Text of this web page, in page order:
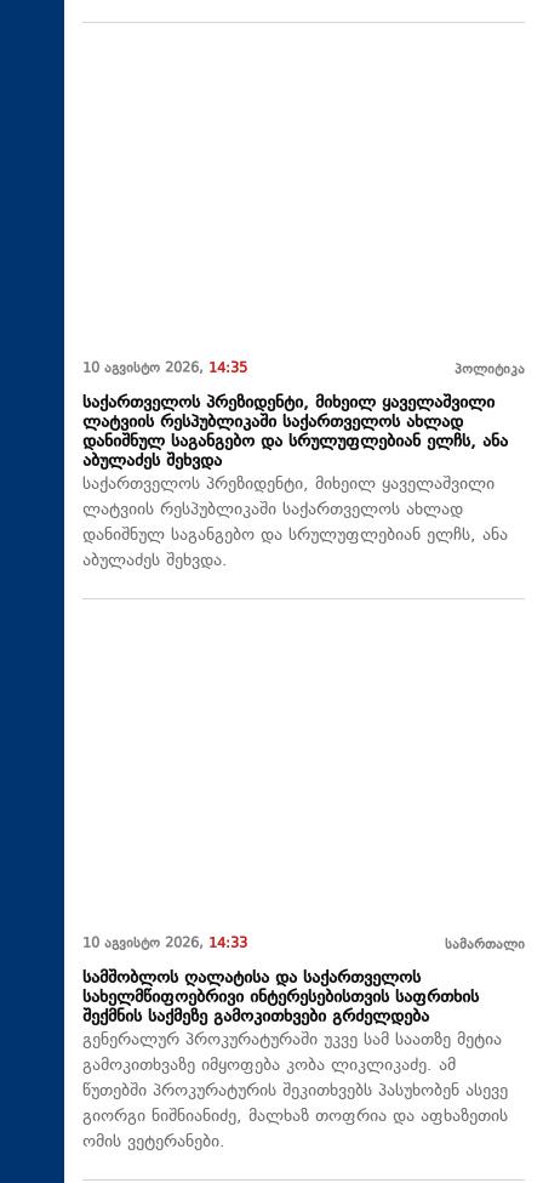
10 აგვისტო 2026, 14:35 პოლიტიკა
საქართველოს პრეზიდენტი, მიხეილ ყაველაშვილი
ლატვიის რესპუბლიკაში საქართველოს ახლად
დანიშნულ საგანგებო და სრულუფლებიან ელჩს, ანა
აბულაძეს შეხვდა
საქართველოს პრეზიდენტი, მიხეილ ყაველაშვილი
ლატვიის რესპუბლიკაში საქართველოს ახლად
დანიშნულ საგანგებო და სრულუფლებიან ელჩს, ანა
აბულაძეს შეხვდა.
10 აგვისტო 2026, 14:33 სამართალი
სამშობლოს ღალატისა და საქართველოს
სახელმწიფოებრივი ინტერესებისთვის საფრთხის
შექმნის საქმეზე გამოკითხვები გრძელდება
გენერალურ პროკურატურაში უკვე სამ საათზე მეტია
გამოკითხვაზე იმყოფება კობა ლიკლიკაძე. ამ
წუთებში პროკურატურის შეკითხვებს პასუხობენ ასევე
გიორგი ნიშნიანიძე, მალხაზ თოფრია და აფხაზეთის
ომის ვეტერანები.